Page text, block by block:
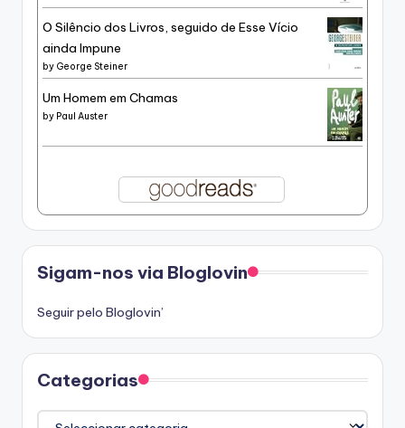
O Silêncio dos Livros, seguido de Esse Vício
ainda Impune
by George Steiner
Um Homem em Chamas
by Paul Auster
Sigam-nos via Bloglovin
Seguir pelo Bloglovin’
Categorias
Categorias